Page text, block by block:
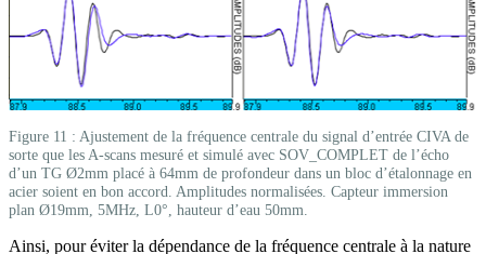
Figure 11 : Ajustement de la fréquence centrale du signal d’entrée CIVA de
sorte que les A-scans mesuré et simulé avec SOV_COMPLET de l’écho
d’un TG Ø2mm placé à 64mm de profondeur dans un bloc d’étalonnage en
acier soient en bon accord. Amplitudes normalisées. Capteur immersion
plan Ø19mm, 5MHz, L0°, hauteur d’eau 50mm.
Ainsi, pour éviter la dépendance de la fréquence centrale à la nature